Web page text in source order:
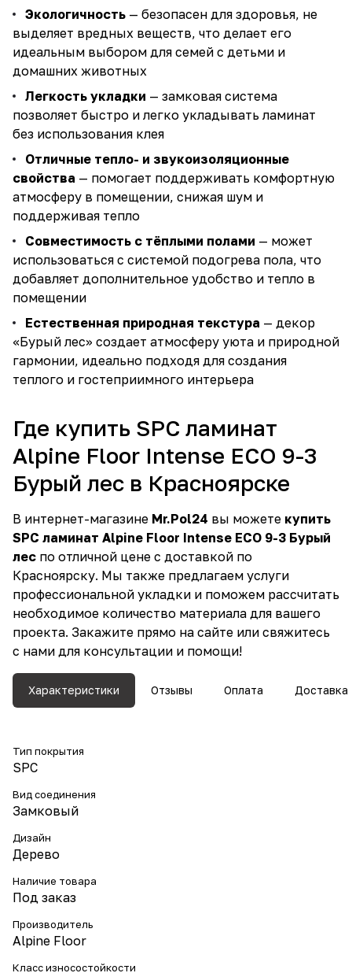
Экологичность — безопасен для здоровья, не
выделяет вредных веществ, что делает его
идеальным выбором для семей с детьми и
домашних животных
Легкость укладки — замковая система
позволяет быстро и легко укладывать ламинат
без использования клея
Отличные тепло- и звукоизоляционные
свойства — помогает поддерживать комфортную
атмосферу в помещении, снижая шум и
поддерживая тепло
Совместимость с тёплыми полами — может
использоваться с системой подогрева пола, что
добавляет дополнительное удобство и тепло в
помещении
Естественная природная текстура — декор
«Бурый лес» создает атмосферу уюта и природной
гармонии, идеально подходя для создания
теплого и гостеприимного интерьера
Где купить SPC ламинат
Alpine Floor Intense ECO 9-3
Бурый лес в Красноярске
В интернет-магазине Mr.Pol24 вы можете купить
SPC ламинат Alpine Floor Intense ECO 9-3 Бурый
лес по отличной цене с доставкой по
Красноярску. Мы также предлагаем услуги
профессиональной укладки и поможем рассчитать
необходимое количество материала для вашего
проекта. Закажите прямо на сайте или свяжитесь
с нами для консультации и помощи!
Характеристики Отзывы Оплата Доставка
Тип покрытия
SPC
Вид соединения
Замковый
Дизайн
Дерево
Наличие товара
Под заказ
Производитель
Alpine Floor
Класс износостойкости